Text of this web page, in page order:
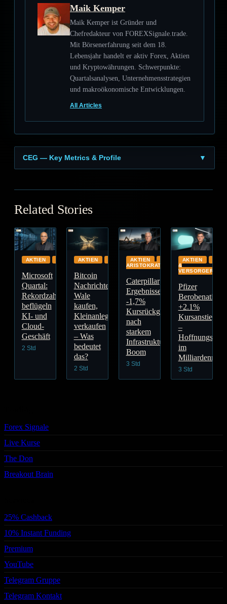
Maik Kemper
Maik Kemper ist Gründer und
Chefredakteur von FOREXSignale.trade.
Mit Börsenerfahrung seit dem 18.
Lebensjahr handelt er aktiv Forex, Aktien
und Kryptowährungen. Schwerpunkte:
Quartalsanalysen, Unternehmensstrategien
und makroökonomische Entwicklungen.
All Articles
CEG — Key Metrics & Profile ▼
Related Stories
AKTIEN
Microsoft
Quartal:
Rekordzahlen
beflügeln
KI- und
Cloud-
Geschäft
2 Std
AKTIEN GLOBAL
Bitcoin
Nachrichten:
Wale
kaufen,
Kleinanleger
verkaufen
– Was
bedeutet
das?
2 Std
AKTIEN
DIVIDENDEN-
ARISTOKRATEN
Caterpillar
Ergebnisse:
-1,7%
Kursrückgang
nach
starkem
Infrastruktur-
Boom
3 Std
AKTIEN
&
VERSORGER
Pfizer
Berobenatide:
+2.1%
Kursanstieg
–
im
3 Std
Forex Signale
Live Kurse
The Don
Breakout Brain
25% Cashback
10% Instant Funding
Premium
YouTube
Telegram Gruppe
Telegram Kontakt